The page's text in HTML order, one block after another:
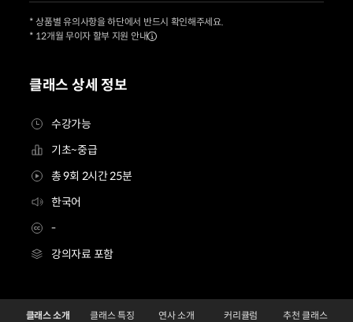
클래스 상세 정보
수강가능
기초~중급
총 9회 2시간 25분
한국어
-
강의자료 포함
* 상품별 유의사항을 하단에서 반드시 확인해주세요.
* 12개월 무이자 할부 지원 안내
이연당대표 박소연Details
Configuration Information Shortcuts
클래스 소개 클래스 특징 연사 소개 커리큘럼 추천 클래스